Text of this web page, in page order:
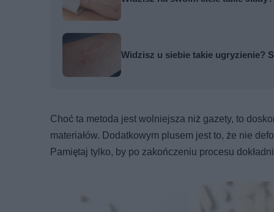
Widzisz u siebie takie ugryzienie?
Choć ta metoda jest wolniejsza niż gazety, to
materiałów. Dodatkowym plusem jest to, że nie
Pamiętaj tylko, by po zakończeniu procesu